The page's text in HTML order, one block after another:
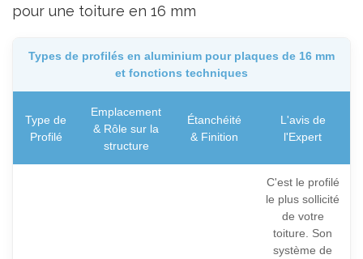
pour une toiture en 16 mm
Types de profilés en aluminium pour plaques de 16 mm
et fonctions techniques
Type de
Profilé
Emplacement
& Rôle sur la
structure
Étanchéité
& Finition
L'avis de
l'Expert
C'est le profilé
le plus sollicité
de votre
toiture. Son
système de